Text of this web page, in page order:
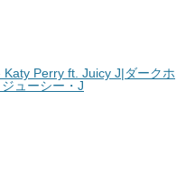
Katy Perry ft. Juicy J|ダークホ
ューシー・J